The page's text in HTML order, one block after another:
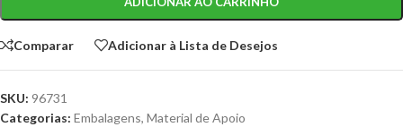
Comparar Adicionar à Lista de Desejos
SKU: 96731
Categorias: Embalagens, Material de Apoio